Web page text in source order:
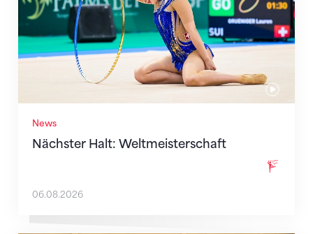
News
Nächster Halt: Weltmeisterschaft
06.08.2026